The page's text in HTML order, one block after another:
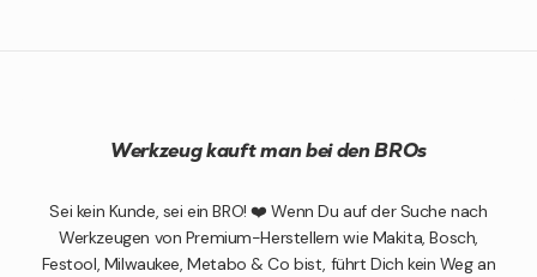
Werkzeug kauft man bei den BROs
Sei kein Kunde, sei ein BRO! ❤️ Wenn Du auf der Suche nach
Werkzeugen von Premium-Herstellern wie Makita, Bosch,
Festool, Milwaukee, Metabo & Co bist, führt Dich kein Weg an